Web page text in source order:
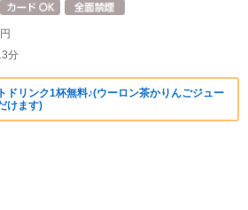
分
ドリンク1杯無料♪(ウーロン茶かりんごジュー
けます)